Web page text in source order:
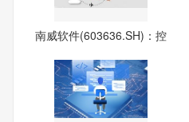
南威软件(603636.SH)：控